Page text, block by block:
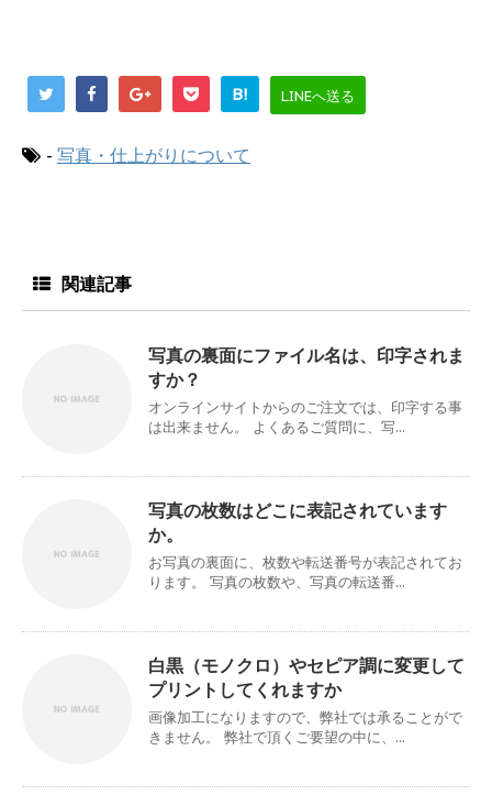
B! LINEへ送る
- 写真・仕上がりについて
関連記事
写真の裏面にファイル名は、印字されま
すか？
オンラインサイトからのご注文では、印字する事
は出来ません。 よくあるご質問に、写...
写真の枚数はどこに表記されています
か。
お写真の裏面に、枚数や転送番号が表記されてお
ります。 写真の枚数や、写真の転送番...
白黒（モノクロ）やセピア調に変更して
プリントしてくれますか
画像加工になりますので、弊社では承ることがで
きません。 弊社で頂くご要望の中に、...